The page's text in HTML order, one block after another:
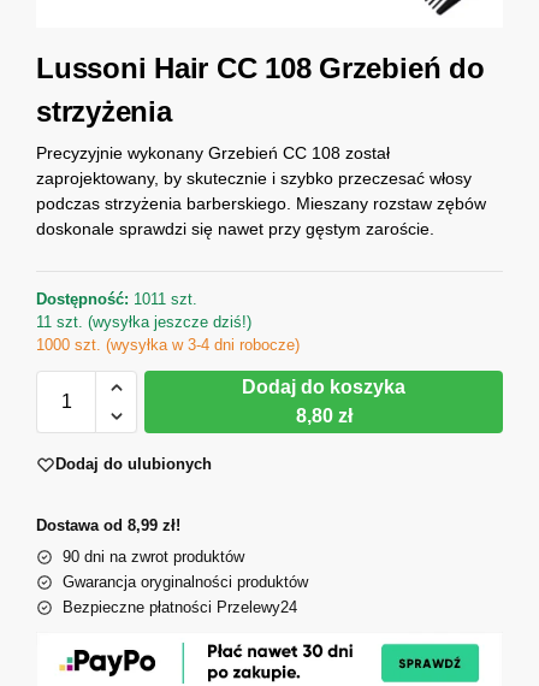
Lussoni Hair CC 108 Grzebień do
strzyżenia
Precyzyjnie wykonany Grzebień CC 108 został
zaprojektowany, by skutecznie i szybko przeczesać włosy
podczas strzyżenia barberskiego. Mieszany rozstaw zębów
doskonale sprawdzi się nawet przy gęstym zaroście.
Dostępność: 1011 szt.
11 szt. (wysyłka jeszcze dziś!)
1000 szt. (wysyłka w 3-4 dni robocze)
Dodaj do koszyka
8,80 zł
Dodaj do ulubionych
Dostawa od 8,99 zł!
90 dni na zwrot produktów
Gwarancja oryginalności produktów
Bezpieczne płatności Przelewy24